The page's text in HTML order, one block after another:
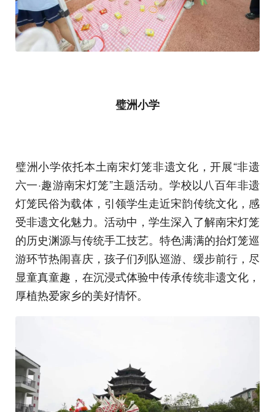
璧洲小学
璧洲小学依托本土南宋灯笼非遗文化，开展“非遗
六一·趣游南宋灯笼”主题活动。学校以八百年非遗
灯笼民俗为载体，引领学生走近宋韵传统文化，感
受非遗文化魅力。活动中，学生深入了解南宋灯笼
的历史渊源与传统手工技艺。特色满满的抬灯笼巡
游环节热闹喜庆，孩子们列队巡游、缓步前行，尽
显童真童趣，在沉浸式体验中传承传统非遗文化，
厚植热爱家乡的美好情怀。